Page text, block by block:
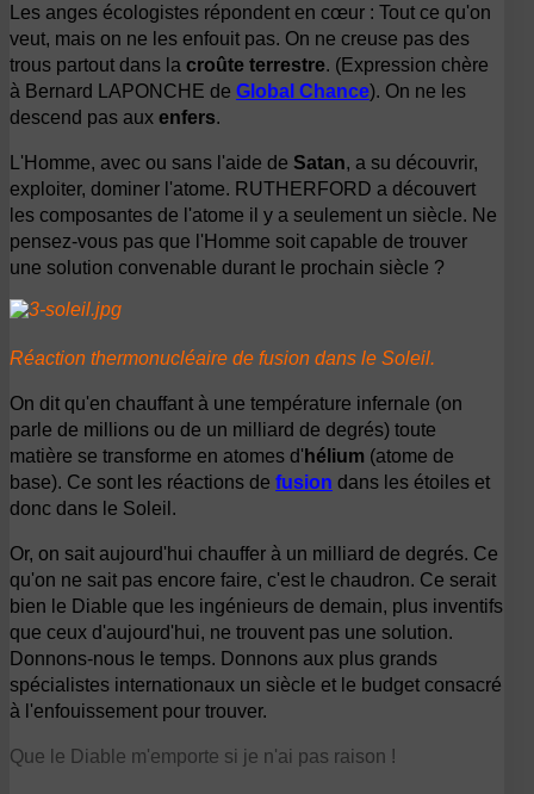
Les anges écologistes répondent en cœur : Tout ce qu'on
veut, mais on ne les enfouit pas. On ne creuse pas des
trous partout dans la croûte terrestre. (Expression chère
à Bernard LAPONCHE de Global Chance). On ne les
descend pas aux enfers.
L'Homme, avec ou sans l'aide de Satan, a su découvrir,
exploiter, dominer l'atome. RUTHERFORD a découvert
les composantes de l'atome il y a seulement un siècle. Ne
pensez-vous pas que l'Homme soit capable de trouver
une solution convenable durant le prochain siècle ?
Réaction thermonucléaire de fusion dans le Soleil.
On dit qu'en chauffant à une température infernale (on
parle de millions ou de un milliard de degrés) toute
matière se transforme en atomes d' hélium (atome de
base). Ce sont les réactions de fusion dans les étoiles et
donc dans le Soleil.
Or, on sait aujourd'hui chauffer à un milliard de degrés. Ce
qu'on ne sait pas encore faire, c'est le chaudron. Ce serait
bien le Diable que les ingénieurs de demain, plus inventifs
que ceux d'aujourd'hui, ne trouvent pas une solution.
Donnons-nous le temps. Donnons aux plus grands
spécialistes internationaux un siècle et le budget consacré
à l'enfouissement pour trouver.
Que le Diable m'emporte si je n'ai pas raison !